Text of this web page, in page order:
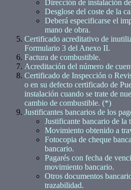
Dirección de instalación
Desglose del coste de la
Deberá especificarse el
mano de obra.
Certificado acreditativo de
Formulario 3 del Anexo II.
Factura de combustible.
Acreditación del número de
Certificado de Inspección o
o en su defecto certificado de
instalación cuando se trate de
cambio de combustible. (*)
Justificantes bancarios de los
Justificante bancario de la
Movimiento obtenido a
Fotocopia de cheque
bancario.
Pagarés con fecha de
movimiento bancario.
Otros documentos
trazabilidad.